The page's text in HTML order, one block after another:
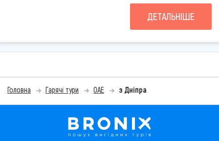
ДЕТАЛЬНІШЕ
Головна Гарячі тури ОАЕ з Дніпра